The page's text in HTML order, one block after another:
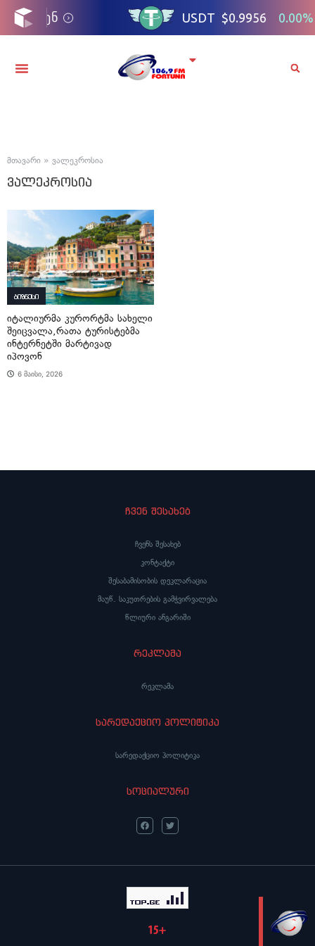
LIVE
მთავარი » ვალეკროსია
ვალეკროსია
ბიზნესი
იტალიურმა კურორტმა სახელი
შეიცვალა,რათა ტურისტებმა
ინტერნეტში მარტივად
იპოვონ
6 მაისი, 2026
ჩვენ შესახებ
ჩვენს შესახებ
კონტაქტი
შესაბამისობის დეკლარაცია
მაუწ. საკუთრების გამჭვირვალება
წლიური ანგარიში
რეკლამა
რეკლამა
სარედაქციო პოლიტიკა
სარედაქციო პოლიტიკა
სოციალური